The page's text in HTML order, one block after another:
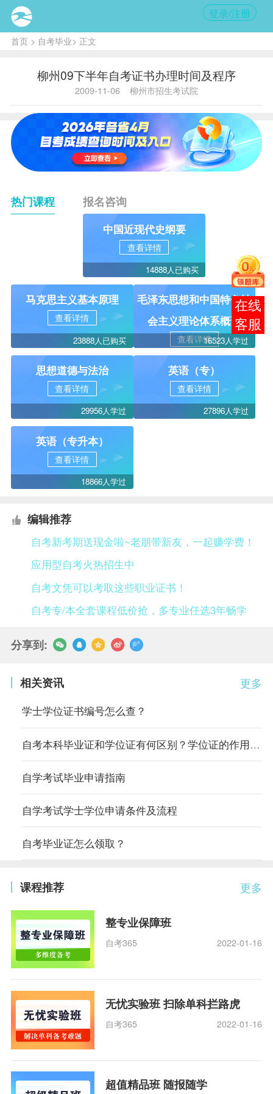
登录/注册
首页> 自考毕业> 正文
柳州09下半年自考证书办理时间及程序
2009-11-06 柳州市招生考试院
热门课程 报名咨询
中国近现代史纲要
查看详情
14888人已购买
马克思主义基本原理
查看详情
23888人已购买
毛泽东思想和中国特色社
会主义理论体系概论
查看详情16523人学过
思想道德与法治
查看详情
29956人学过
英语（专）
查看详情
27896人学过
英语（专升本）
查看详情
18866人学过
编辑推荐
自考新考期送现金啦~老朋带新友，一起赚学费！
应用型自考火热招生中
自考文凭可以考取这些职业证书！
自考专/本全套课程低价抢，多专业任选3年畅学
分享到:
更多
相关资讯
学士学位证书编号怎么查？
自考本科毕业证和学位证有何区别？学位证的作用有哪些？
自学考试毕业申请指南
自学考试学士学位申请条件及流程
自考毕业证怎么领取？
更多
课程推荐
整专业保障班
自考365 2022-01-16
无忧实验班 扫除单科拦路虎
自考365 2022-01-16
超值精品班 随报随学
在线
客服